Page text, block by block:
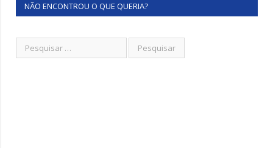
NÃO ENCONTROU O QUE QUERIA?